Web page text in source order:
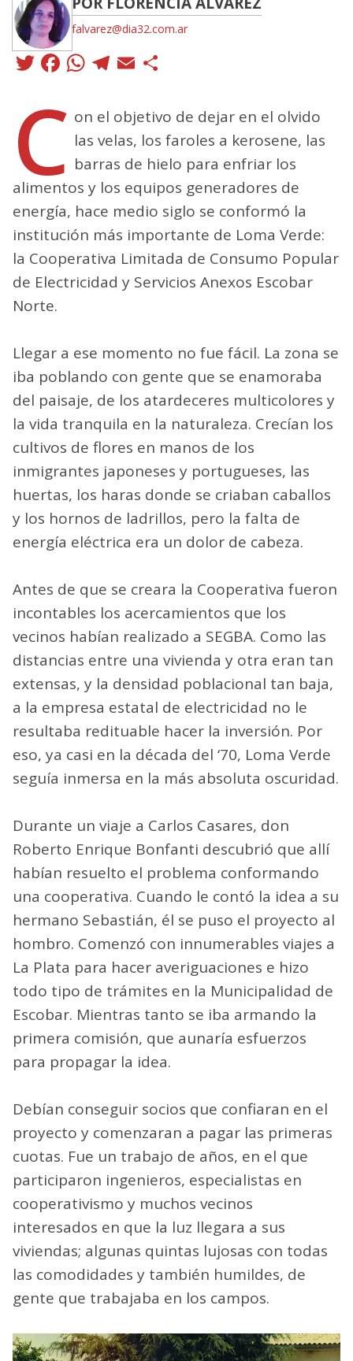
falvarez@dia32.com.ar
Twitter
Facebook
WhatsApp
Telegram
Email
C on el objetivo de dejar en el olvido
las velas, los faroles a kerosene, las
barras de hielo para enfriar los
alimentos y los equipos generadores de
energía, hace medio siglo se conformó la
institución más importante de Loma Verde:
la Cooperativa Limitada de Consumo Popular
de Electricidad y Servicios Anexos Escobar
Norte.
Llegar a ese momento no fue fácil. La zona se
iba poblando con gente que se enamoraba
del paisaje, de los atardeceres multicolores y
la vida tranquila en la naturaleza. Crecían los
cultivos de flores en manos de los
inmigrantes japoneses y portugueses, las
huertas, los haras donde se criaban caballos
y los hornos de ladrillos, pero la falta de
energía eléctrica era un dolor de cabeza.
Antes de que se creara la Cooperativa fueron
incontables los acercamientos que los
vecinos habían realizado a SEGBA. Como las
distancias entre una vivienda y otra eran tan
extensas, y la densidad poblacional tan baja,
a la empresa estatal de electricidad no le
resultaba redituable hacer la inversión. Por
eso, ya casi en la década del ‘70, Loma Verde
seguía inmersa en la más absoluta oscuridad.
Durante un viaje a Carlos Casares, don
Roberto Enrique Bonfanti descubrió que allí
habían resuelto el problema conformando
una cooperativa. Cuando le contó la idea a su
hermano Sebastián, él se puso el proyecto al
hombro. Comenzó con innumerables viajes a
La Plata para hacer averiguaciones e hizo
todo tipo de trámites en la Municipalidad de
Escobar. Mientras tanto se iba armando la
primera comisión, que aunaría esfuerzos
para propagar la idea.
Debían conseguir socios que confiaran en el
proyecto y comenzaran a pagar las primeras
cuotas. Fue un trabajo de años, en el que
participaron ingenieros, especialistas en
cooperativismo y muchos vecinos
interesados en que la luz llegara a sus
viviendas; algunas quintas lujosas con todas
las comodidades y también humildes, de
gente que trabajaba en los campos.